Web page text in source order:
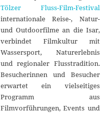
Tölzer Fluss-Film-Festival
internationale Reise-, Natur-
und Outdoorfilme an die Isar,
verbindet Filmkultur mit
Wassersport, Naturerlebnis
und regionaler Flusstradition.
Besucherinnen und Besucher
erwartet ein vielseitiges
Programm aus
Filmvorführungen, Events und